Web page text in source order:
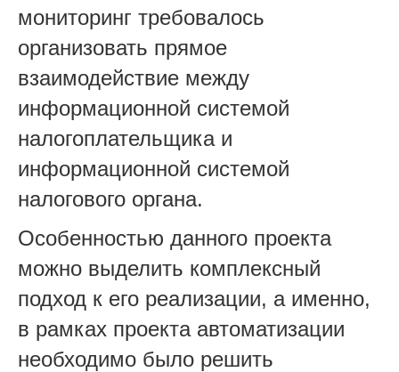
мониторинг требовалось
организовать прямое
взаимодействие между
информационной системой
налогоплательщика и
информационной системой
налогового органа.
Особенностью данного проекта
можно выделить комплексный
подход к его реализации, а именно,
в рамках проекта автоматизации
необходимо было решить